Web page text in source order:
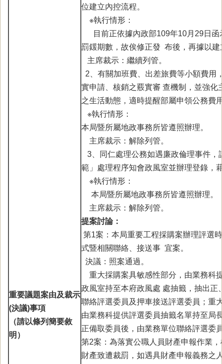
重要議題案由及裁示
(決議)事項
（請以條列簡要敘
明）
位建立內控流程。
※執行情形：
目前正依據內政部109年10月29日函
罰鍰期數，故俟修正發 布後，再據以建
主席裁示：繼續列管。
2、有關加班費、出差旅費等小額費用
實申請、核銷之覈實審 查機制，並強化
之生活動態，適時提醒部屬申領公務費
※執行情形：
本局暨所屬地政事務所皆遵照辦理。
主席裁示：解除列管。
3、同仁處理公務如遇廉政倫理事件，
範」處理程序知會政風室並辦理登錄，
※執行情形：
本局暨所屬地政事務所皆遵照辦理。
主席裁示：解除列管。
提案討論：
第1案：本局重要工程採購案辦理評選
式暨相關聯絡、接送事 宜案。
決議：照案通過。
重大採購案具敏感性部分，由業務科
政風室持至本府政風處 處抽籤，抽出正
聯絡評選委員及押車接送評選委員；重
由業務科提供評選委員抽籤名單持至局
正備取委員後，由業務單位聯絡評選委
第2案：為落實公職人員財產申報作業
財產致遭裁罰，如遇具財產申報義務之